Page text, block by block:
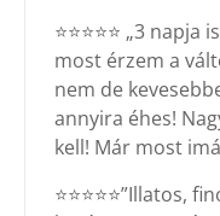
⭐⭐⭐⭐⭐ „3
most érzem a
nem de
annyira éhes!
kell! Már most
⭐⭐⭐⭐⭐”Illatos,